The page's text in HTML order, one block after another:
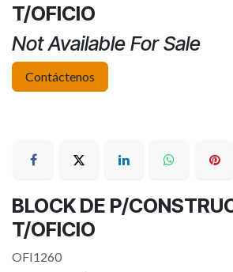
T/OFICIO
Not Available For Sale
Contáctenos
BLOCK DE P/
T/OFICIO
OFI1260